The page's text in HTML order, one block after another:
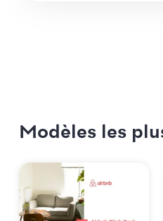
Modèles les